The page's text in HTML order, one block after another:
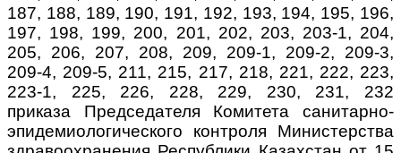
187, 188, 189, 190, 191, 192, 193, 194, 195, 196,
197, 198, 199, 200, 201, 202, 203, 203-1, 204,
205, 206, 207, 208, 209, 209-1, 209-2, 209-3,
209-4, 209-5, 211, 215, 217, 218, 221, 222, 223,
223-1, 225, 226, 228, 229, 230, 231, 232
приказа Председателя Комитета санитарно-
эпидемиологического контроля Министерства